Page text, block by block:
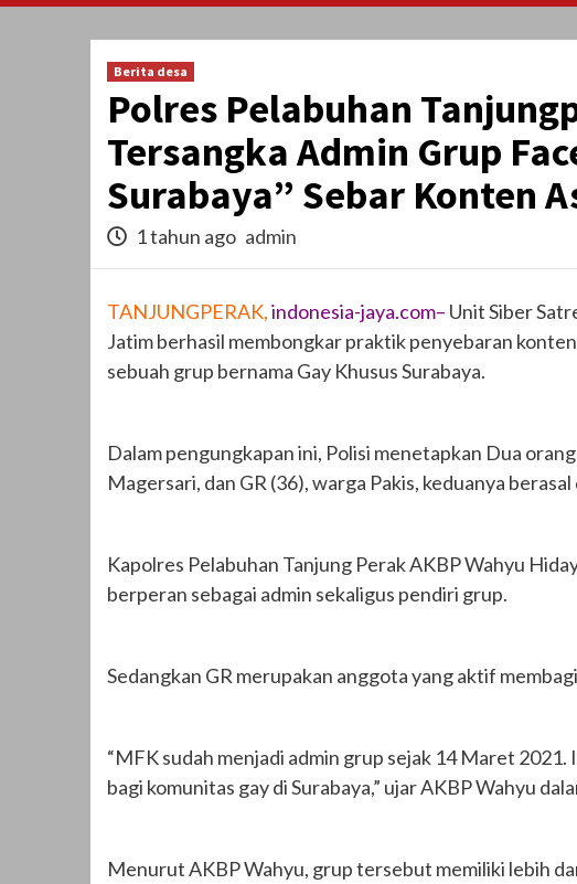
Berita desa
Polres Pelabuhan
Tersangka Admin Grup
Surabaya” Sebar Konten
1 tahun ago admin
TANJUNGPERAK,indonesia-jaya.com– Unit Siber
Jatim berhasil membongkar praktik penyebaran
sebuah grup bernama Gay Khusus Surabaya.
Dalam pengungkapan ini, Polisi menetapkan Dua
Magersari, dan GR (36), warga Pakis, keduanya berasal
Kapolres Pelabuhan Tanjung Perak AKBP Wahyu
berperan sebagai admin sekaligus pendiri grup.
Sedangkan GR merupakan anggota yang aktif
“MFK sudah menjadi admin grup sejak 14 Maret
bagi komunitas gay di Surabaya,” ujar AKBP Wahyu
Menurut AKBP Wahyu, grup tersebut memiliki lebih